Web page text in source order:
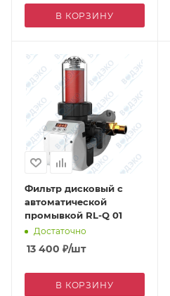
В КОРЗИНУ
Фильтр дисковый с
автоматической
промывкой RL-Q 01
Достаточно
13 400 ₽/шт
В КОРЗИНУ